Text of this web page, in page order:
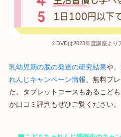
※DVDは2023年度講座より
乳幼児期の脳の発達の研究結果や
れんじキャンペーン情報 、無料プ
た。タブレットコースもあるこど
か口コミ評判もぜひご覧ください。